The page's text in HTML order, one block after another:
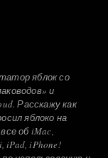
яблок со
и
Расскажу как
яблоко на
об iMac,
iPad, iPhone!